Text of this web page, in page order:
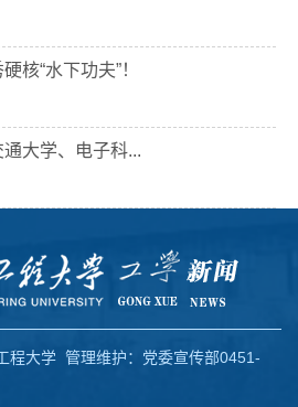
核“水下功夫”！
大学、电子科...
程大学 管理维护：党委宣传部0451-